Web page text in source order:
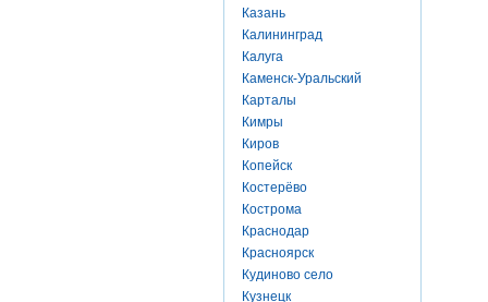
Казань
Калининград
Калуга
Каменск-Уральский
Карталы
Кимры
Киров
Копейск
Костерёво
Кострома
Краснодар
Красноярск
Кудиново село
Кузнецк